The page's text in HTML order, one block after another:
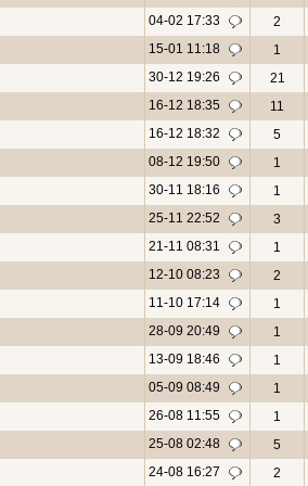
04-02 17:33 2
15-01 11:18 1
30-12 19:26 21
16-12 18:35 11
16-12 18:32 5
08-12 19:50 1
30-11 18:16 1
25-11 22:52 3
21-11 08:31 1
12-10 08:23 2
11-10 17:14 1
28-09 20:49 1
13-09 18:46 1
05-09 08:49 1
26-08 11:55 1
25-08 02:48 5
24-08 16:27 2